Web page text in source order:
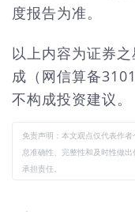
度报告为准。
以上内容为证券
成（网信算备
不构成投资建议。
免责声明：本文观点仅代表作
息准确性、完整性和及时性做
承担责任。